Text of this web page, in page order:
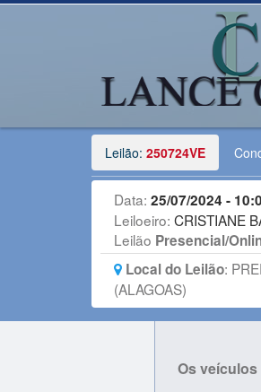
Leilão: 250724VE
Data: 25/07/2024 -
Leiloeiro: CRISTIANE
Leilão Presencial/
Local do Leilão:
(ALAGOAS)
Os